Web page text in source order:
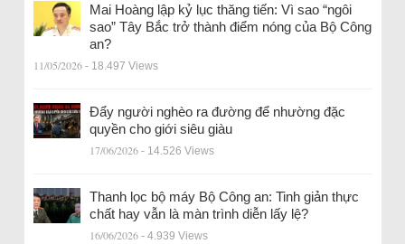
Mai Hoàng lập kỷ lục thăng tiến: Vì sao “ngôi
sao” Tây Bắc trở thành điểm nóng của Bộ Công
an?
11/05/2026 - 18.497 Views
Đẩy người nghèo ra đường để nhường đặc
quyền cho giới siêu giàu
17/06/2026 - 14.526 Views
Thanh lọc bộ máy Bộ Công an: Tinh giản thực
chất hay vẫn là màn trình diễn lấy lệ?
16/06/2026 - 4.939 Views